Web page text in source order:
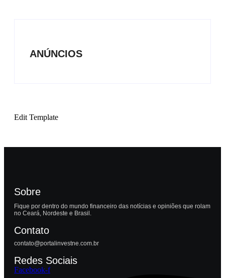
ANÚNCIOS
Edit Template
Sobre
Fique por dentro do mundo financeiro das notícias e opiniões que rolam
no Ceará, Nordeste e Brasil.
Contato
contato@portalinvestne.com.br
Redes Sociais
Facebook-f